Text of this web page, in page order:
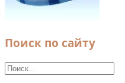
Поиск по сайту